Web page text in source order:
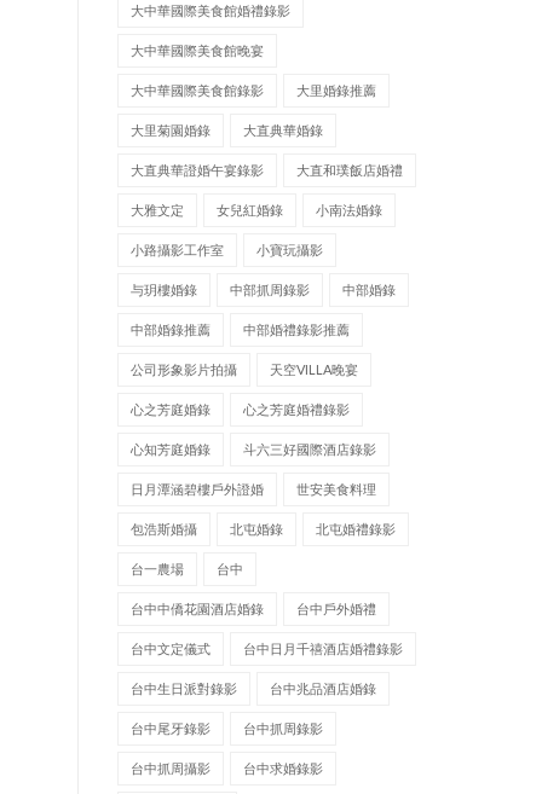
大中華國際美食館婚禮錄影
大中華國際美食館晚宴
大中華國際美食館錄影 大里婚錄推薦
大里菊園婚錄 大直典華婚錄
大直典華證婚午宴錄影 大直和璞飯店婚禮
大雅文定 女兒紅婚錄 小南法婚錄
小路攝影工作室 小寶玩攝影
与玥樓婚錄 中部抓周錄影 中部婚錄
中部婚錄推薦 中部婚禮錄影推薦
公司形象影片拍攝 天空VILLA晚宴
心之芳庭婚錄 心之芳庭婚禮錄影
心知芳庭婚錄 斗六三好國際酒店錄影
日月潭涵碧樓戶外證婚 世安美食料理
包浩斯婚攝 北屯婚錄 北屯婚禮錄影
台一農場 台中
台中中僑花園酒店婚錄 台中戶外婚禮
台中文定儀式 台中日月千禧酒店婚禮錄影
台中生日派對錄影 台中兆品酒店婚錄
台中尾牙錄影 台中抓周錄影
台中抓周攝影 台中求婚錄影